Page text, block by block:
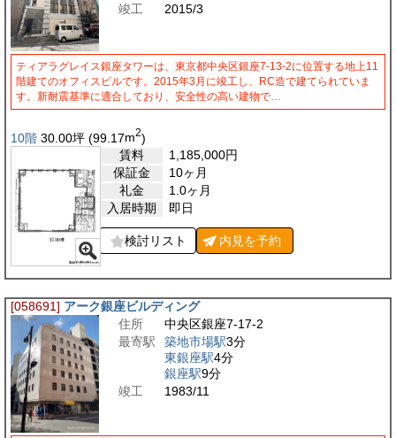
竣工
2015/3
ティアラグレイス銀座タワーは、東京都中央区銀座7-13-2に位置する地上11
階建てのオフィスビルです。2015年3月に竣工し、RC造で建てられていま
す。新耐震基準に適合しており、安全性の高い建物で…
10階 30.00坪 (99.17m2)
賃料
1,185,000円
保証金
10ヶ月
礼金
1.0ヶ月
入居時期
即日
検討リスト 内見を予約
[058691] アーク銀座ビルディング
住所
中央区銀座7-17-2
最寄駅
築地市場駅3分
東銀座駅4分
銀座駅9分
竣工
1983/11